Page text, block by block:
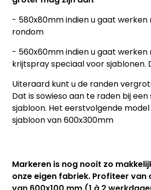
- 580x80mm indien u gaat werken
rondom
- 560x60mm indien u gaat
krijtspray speciaal voor sjablonen.
Uiteraard kunt u de randen
Dat is sowieso aan te raden bij
sjabloon. Het eerstvolgende
sjabloon van 600x300mm
Markeren is nog nooit zo
onze eigen fabriek. Profiteer